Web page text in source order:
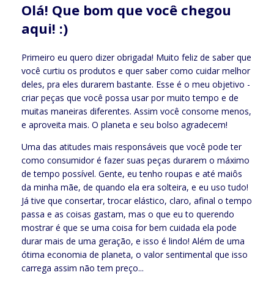
Olá! Que bom que você chegou
aqui! :)
Primeiro eu quero dizer obrigada! Muito feliz de saber que
você curtiu os produtos e quer saber como cuidar melhor
deles, pra eles durarem bastante. Esse é o meu objetivo -
criar peças que você possa usar por muito tempo e de
muitas maneiras diferentes. Assim você consome menos,
e aproveita mais. O planeta e seu bolso agradecem!
Uma das atitudes mais responsáveis que você pode ter
como consumidor é fazer suas peças durarem o máximo
de tempo possível. Gente, eu tenho roupas e até maiôs
da minha mãe, de quando ela era solteira, e eu uso tudo!
Já tive que consertar, trocar elástico, claro, afinal o tempo
passa e as coisas gastam, mas o que eu to querendo
mostrar é que se uma coisa for bem cuidada ela pode
durar mais de uma geração, e isso é lindo! Além de uma
ótima economia de planeta, o valor sentimental que isso
carrega assim não tem preço...